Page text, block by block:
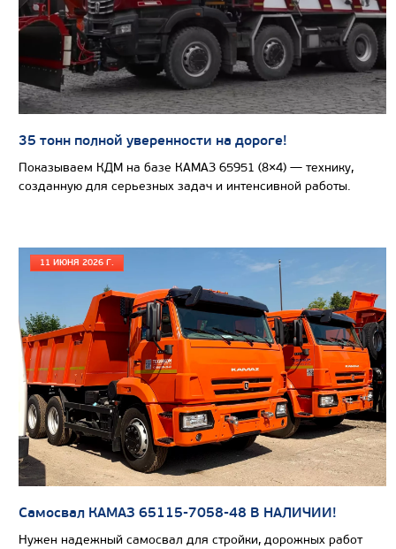
Экологический класс
Грузоподъемность, кг
Вместимость кузова, м3
Направление разгрузки
Колесная формула
Узнать цену
САМОСВАЛ КАМАЗ-65802
35 тонн полной уверенности на дороге!
Показываем КДМ на базе КАМАЗ 65951 (8×4) — технику,
созданную для серьезных задач и интенсивной работы.
11 ИЮНЯ 2026 Г.
Самосвал КАМАЗ 65115-7058-48 В НАЛИЧИИ!
Нужен надежный самосвал для стройки, дорожных работ